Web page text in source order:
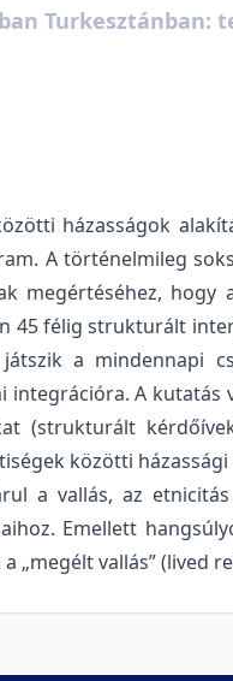
házasságok
A történelmileg
megértéséhez,
45 félig strukturált
a mindennapi
integrációra. A
(strukturált
közötti
a vallás, az
Emellett
vallás” (lived